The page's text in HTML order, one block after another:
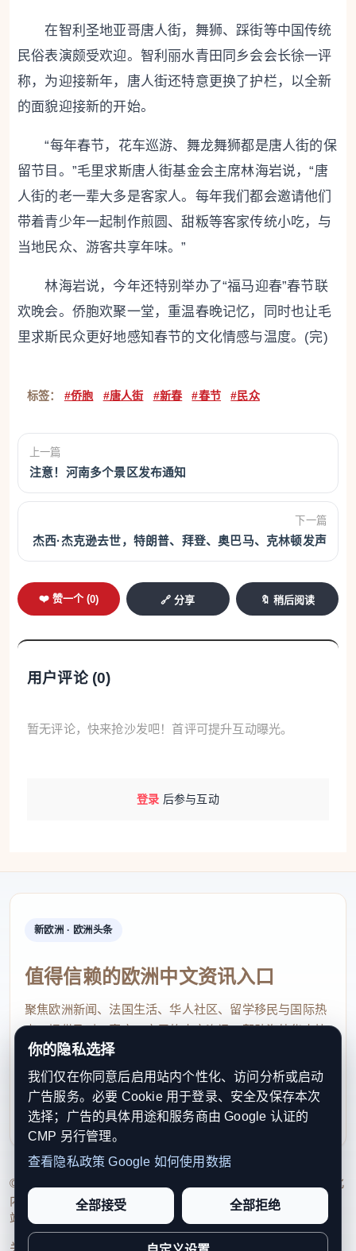
在智利圣地亚哥唐人街，舞狮、踩街等中国传统
民俗表演颇受欢迎。智利丽水青田同乡会会长徐一评
称，为迎接新年，唐人街还特意更换了护栏，以全新
的面貌迎接新的开始。
“每年春节，花车巡游、舞龙舞狮都是唐人街的保
留节目。”毛里求斯唐人街基金会主席林海岩说，“唐
人街的老一辈大多是客家人。每年我们都会邀请他们
带着青少年一起制作煎圆、甜粄等客家传统小吃，与
当地民众、游客共享年味。”
林海岩说，今年还特别举办了“福马迎春”春节联
欢晚会。侨胞欢聚一堂，重温春晚记忆，同时也让毛
里求斯民众更好地感知春节的文化情感与温度。(完)
标签： #侨胞 #唐人街 #新春 #春节 #民众
上一篇
注意！河南多个景区发布通知
下一篇
杰西·杰克逊去世，特朗普、拜登、奥巴马、克林顿发声
❤️ 赞一个 (0) 🔗 分享 🔖 稍后阅读
用户评论 (0)
暂无评论，快来抢沙发吧！首评可提升互动曝光。
登录 后参与互动
新欧洲 · 欧洲头条
值得信赖的欧洲中文资讯入口
聚焦欧洲新闻、法国生活、华人社区、留学移民与国际热
点，提供及时、真实、实用的中文资讯，帮助海外华人快
速了解欧洲动态。
contact@xinouzhou.com
服务支持、版权与合作：工作日优先处理站务、投稿与权
利通知
© 2026 新欧洲·欧洲头条. All Rights Reserved. 本网站持续优化
内容透明度、联系方式与用户权利说明，以提升品牌信任感和
站点完整度。
关于我们 编辑规范日期归档隐私政策
你的隐私选择
我们仅在你同意后启用站内个性化、访问分析或启动
广告服务。必要 Cookie 用于登录、安全及保存本次
选择；广告的具体用途和服务商由 Google 认证的
CMP 另行管理。
查看隐私政策 Google 如何使用数据
全部接受 全部拒绝